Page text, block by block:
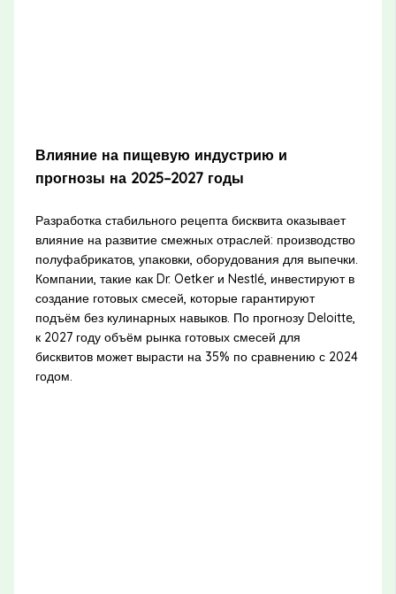
Влияние на пищевую индустрию и
прогнозы на 2025–2027 годы
Разработка стабильного рецепта бисквита оказывает
влияние на развитие смежных отраслей: производство
полуфабрикатов, упаковки, оборудования для выпечки.
Компании, такие как Dr. Oetker и Nestlé, инвестируют в
создание готовых смесей, которые гарантируют
подъём без кулинарных навыков. По прогнозу Deloitte,
к 2027 году объём рынка готовых смесей для
бисквитов может вырасти на 35% по сравнению с 2024
годом.